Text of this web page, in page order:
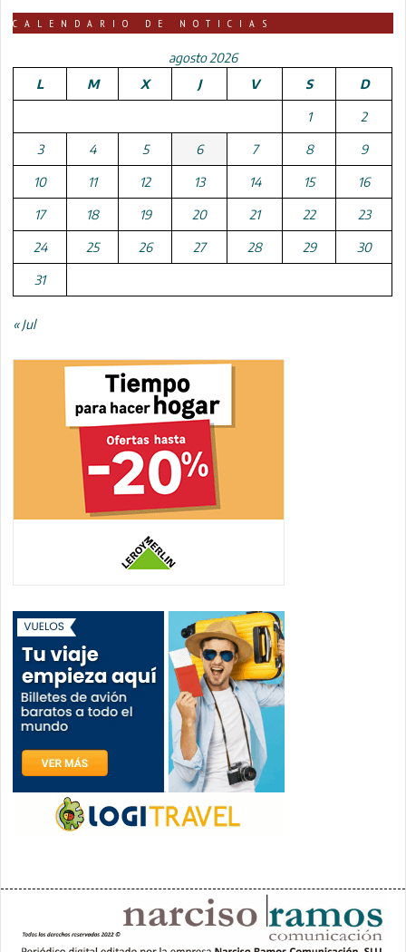
CALENDARIO DE NOTICIAS
agosto 2026
L
M X J V S D
1 2
3 4 5 6 7 8 9
10 11 12 13 14 15 16
17 18 19 20 21 22 23
24 25 26 27 28 29 30
31
« Jul